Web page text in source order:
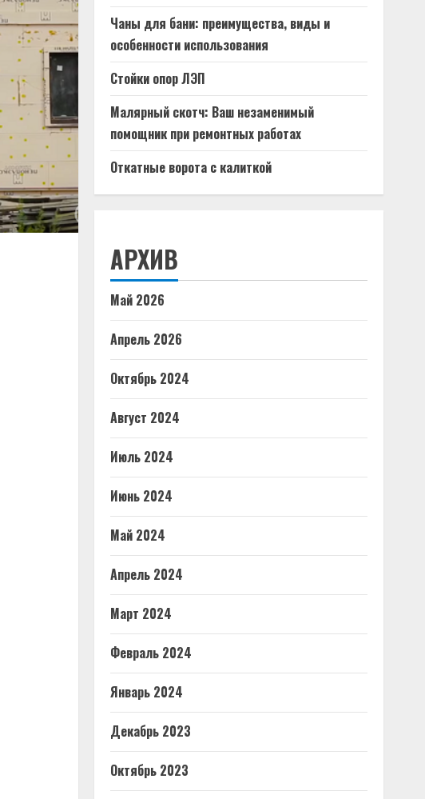
Чаны для бани: преимущества, виды и
особенности использования
Стойки опор ЛЭП
Малярный скотч: Ваш незаменимый
помощник при ремонтных работах
Откатные ворота с калиткой
АРХИВ
Май 2026
Апрель 2026
Октябрь 2024
Август 2024
Июль 2024
Июнь 2024
Май 2024
Апрель 2024
Март 2024
Февраль 2024
Январь 2024
Декабрь 2023
Октябрь 2023